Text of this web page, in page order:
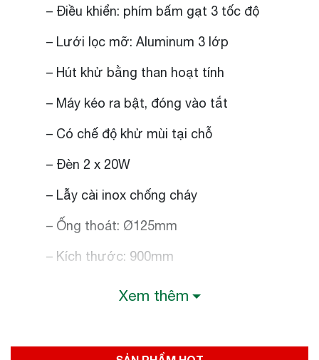
– Điều khiển: phím bấm gạt 3 tốc độ
– Lưới lọc mỡ: Aluminum 3 lớp
– Hút khử bằng than hoạt tính
– Máy kéo ra bật, đóng vào tắt
– Có chế độ khử mùi tại chỗ
– Đèn 2 x 20W
– Lẫy cài inox chống cháy
– Ống thoát: Ø125mm
– Kích thước: 900mm
Xem thêm